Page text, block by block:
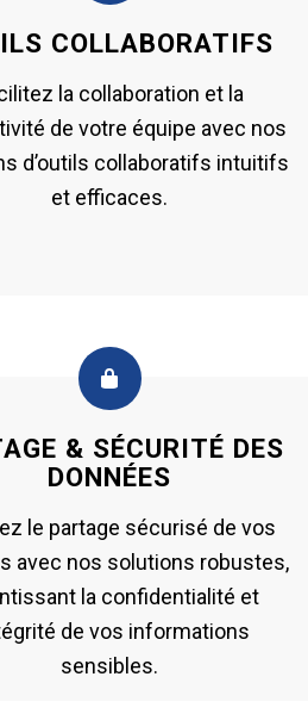
COLLABORATIFS
la collaboration et la
de votre équipe avec nos
d’outils collaboratifs intuitifs
et efficaces.
& SÉCURITÉ DES
DONNÉES
le partage sécurisé de vos
avec nos solutions robustes,
la confidentialité et
de vos informations
sensibles.